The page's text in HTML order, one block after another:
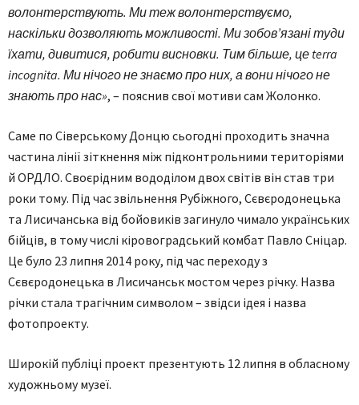
волонтерствують. Ми теж волонтерствуємо,
наскільки дозволяють можливості. Ми зобов’язані туди
їхати, дивитися, робити висновки. Тим більше, це terra
incognita. Ми нічого не знаємо про них, а вони нічого не
знають про нас», – пояснив свої мотиви сам Жолонко.
Саме по Сіверському Донцю сьогодні проходить значна
частина лінії зіткнення між підконтрольними територіями
й ОРДЛО. Своєрідним вододілом двох світів він став три
роки тому. Під час звільнення Рубіжного, Сєвєродонецька
та Лисичанська від бойовиків загинуло чимало українських
бійців, в тому числі кіровоградський комбат Павло Сніцар.
Це було 23 липня 2014 року, під час переходу з
Сєвєродонецька в Лисичанськ мостом через річку. Назва
річки стала трагічним символом – звідси ідея і назва
фотопроекту.
Широкій публіці проект презентують 12 липня в обласному
художньому музеї.